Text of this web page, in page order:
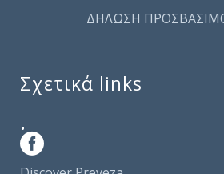
ΔΗΛΩΣΗ
Σχετικά links
.